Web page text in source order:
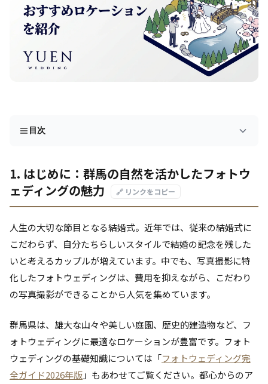
目次
1. はじめに：群馬の自然を活かしたフォトウ
ェディングの魅力
🔗 リンクをコピー
人生の大切な節目となる結婚式。近年では、従来の結婚式に
こだわらず、自分たちらしいスタイルで結婚の記念を残した
いと考えるカップルが増えています。中でも、写真撮影に特
化したフォトウェディングは、費用を抑えながら、こだわり
の写真撮影ができることから人気を集めています。
群馬県は、雄大な山々や美しい庭園、歴史的建造物など、フ
ォトウェディングに最適なロケーションが豊富です。フォト
ウェディングの基礎知識については「フォトウェディング完
全ガイド2026年版」もあわせてご覧ください。都心からのア